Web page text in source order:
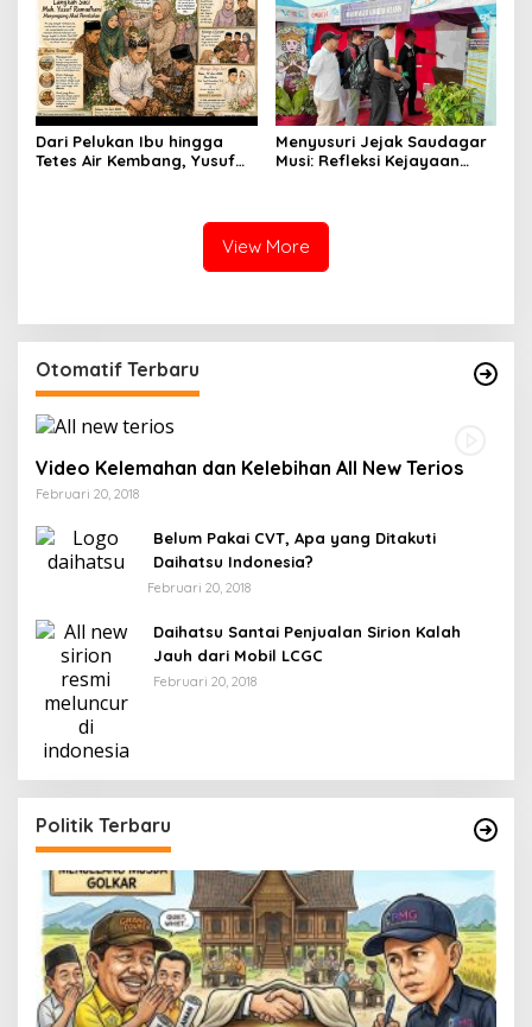
Pernikahan
Dari Pelukan Ibu hingga
Tetes Air Kembang, Yusuf
Menyusuri Jejak Saudagar
Musi: Refleksi Kejayaan
View More
Otomatif Terbaru
Video Kelemahan dan Kelebihan All New Terios
Februari 20, 2018
Belum Pakai CVT, Apa yang Ditakuti
Daihatsu Indonesia?
Februari 20, 2018
Daihatsu Santai Penjualan Sirion Kalah
Jauh dari Mobil LCGC
Februari 20, 2018
Politik Terbaru